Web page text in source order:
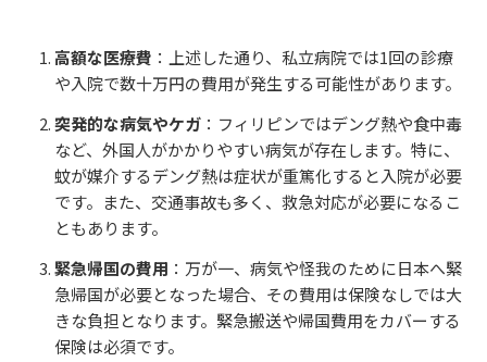
高額な医療費 ：上述した通り、私立病院では1回の診療
や入院で数十万円の費用が発生する可能性があります。
突発的な病気やケガ：フィリピンではデング熱や食中毒
など、外国人がかかりやすい病気が存在します。特に、
蚊が媒介するデング熱は症状が重篤化すると入院が必要
です。また、交通事故も多く、救急対応が必要になるこ
ともあります。
緊急帰国の費用 ：万が一、病気や怪我のために日本へ緊
急帰国が必要となった場合、その費用は保険なしでは大
きな負担となります。緊急搬送や帰国費用をカバーする
保険は必須です。